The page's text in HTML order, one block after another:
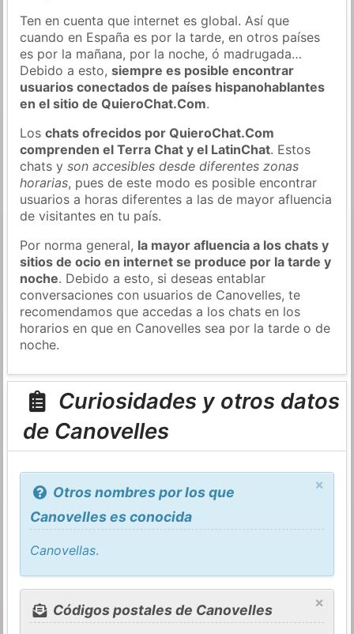
Ten en cuenta que internet es global. Así que
cuando en España es por la tarde, en otros países
es por la mañana, por la noche, ó madrugada…
Debido a esto,siempre es posible encontrar
usuarios conectados de países hispanohablantes
en el sitio de QuieroChat.Com.
Loschats ofrecidos por QuieroChat.Com
comprenden el Terra Chat y el LatinChat. Estos
chats yson accesibles desde diferentes zonas
horarias, pues de este modo es posible encontrar
usuarios a horas diferentes a las de mayor afluencia
de visitantes en tu país.
Por norma general, la mayor afluencia a los chats y
sitios de ocio en internet se produce por la tarde y
noche. Debido a esto, si deseas entablar
conversaciones con usuarios de Canovelles, te
recomendamos que accedas a los chats en los
horarios en que en Canovelles sea por la tarde o de
noche.
Curiosidades y otros datos
de Canovelles
×
Otros nombres por los que
Canovelles es conocida
Canovellas.
×
Códigos postales de Canovelles